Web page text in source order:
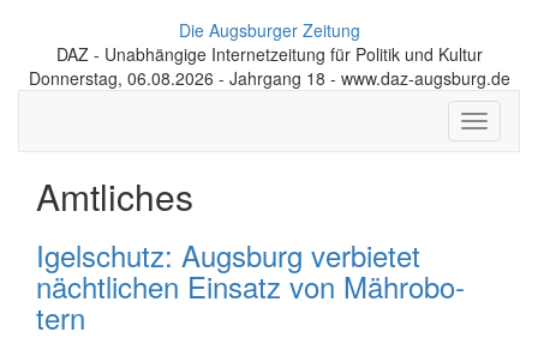
Die Augsburger Zeitung
DAZ - Unabhängige Internetzeitung für Politik und Kultur
Donnerstag, 06.08.2026 - Jahrgang 18 - www.daz-augsburg.de
Toggle
Amtliches
Igel­schutz: Augsburg verbietet
nächtlichen Einsatz von Mäh­ro­bo­
tern